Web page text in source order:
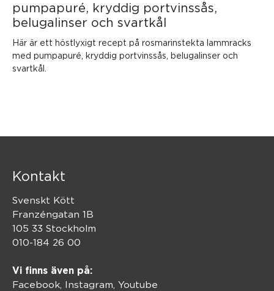
pumpapuré, kryddig portvinssås,
belugalinser och svartkål
Här är ett höstlyxigt recept på rosmarinstekta lammracks
med pumpapuré, kryddig portvinssås, belugalinser och
svartkål.
Kontakt
Svenskt Kött
Franzéngatan 1B
105 33 Stockholm
010-184 26 00
Vi finns även på:
Facebook, Instagram Youtube